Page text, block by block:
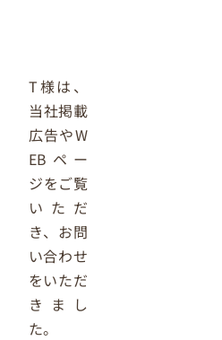
T様は、
当社掲載
広告やW
EBペー
ジをご覧
いただ
き、お問
い合わせ
をいただ
きまし
た。